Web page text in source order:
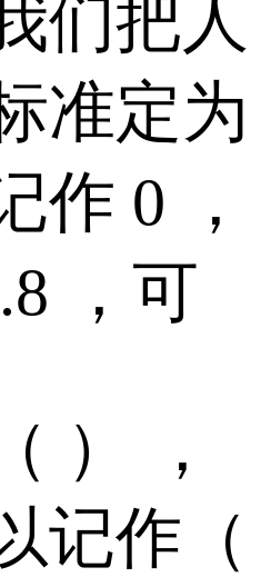
们把人
准定为
作 0 ，
，可
） ，
记作（